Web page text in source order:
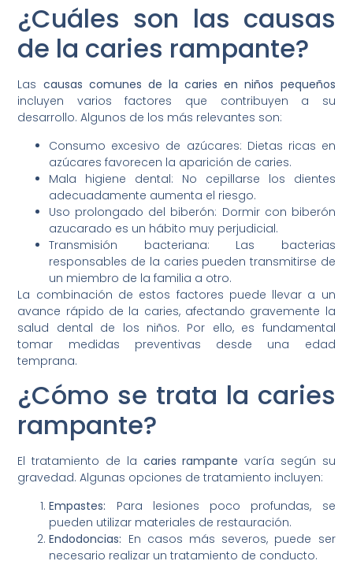
¿Cuáles son las causas
de la caries rampante?
Las causas comunes de la caries en niños pequeños
incluyen varios factores que contribuyen a su
desarrollo. Algunos de los más relevantes son:
Consumo excesivo de azúcares: Dietas ricas en
azúcares favorecen la aparición de caries.
Mala higiene dental: No cepillarse los dientes
adecuadamente aumenta el riesgo.
Uso prolongado del biberón: Dormir con biberón
azucarado es un hábito muy perjudicial.
Transmisión bacteriana: Las bacterias
responsables de la caries pueden transmitirse de
un miembro de la familia a otro.
La combinación de estos factores puede llevar a un
avance rápido de la caries, afectando gravemente la
salud dental de los niños. Por ello, es fundamental
tomar medidas preventivas desde una edad
temprana.
¿Cómo se trata la caries
rampante?
El tratamiento de la caries rampante varía según su
gravedad. Algunas opciones de tratamiento incluyen:
Empastes: Para lesiones poco profundas, se
pueden utilizar materiales de restauración.
Endodoncias: En casos más severos, puede ser
necesario realizar un tratamiento de conducto.